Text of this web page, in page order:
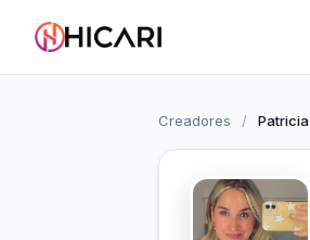
Creadores / Patricia